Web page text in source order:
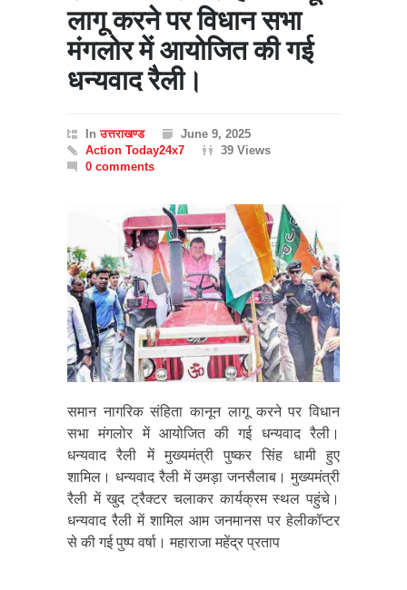
लागू करने पर विधान सभा
मंगलोर में आयोजित की गई
धन्यवाद रैली।
Inउत्तराखण्ड
June 9, 2025
Action Today24x7
39 Views
0 comments
समान नागरिक संहिता कानून लागू करने पर विधान
सभा मंगलोर में आयोजित की गई धन्यवाद रैली।
धन्यवाद रैली में मुख्यमंत्री पुष्कर सिंह धामी हुए
शामिल। धन्यवाद रैली में उमड़ा जनसैलाब। मुख्यमंत्री
रैली में खुद ट्रैक्टर चलाकर कार्यक्रम स्थल पहुंचे।
धन्यवाद रैली में शामिल आम जनमानस पर हेलीकॉप्टर
से की गई पुष्प वर्षा। महाराजा महेंद्र प्रताप